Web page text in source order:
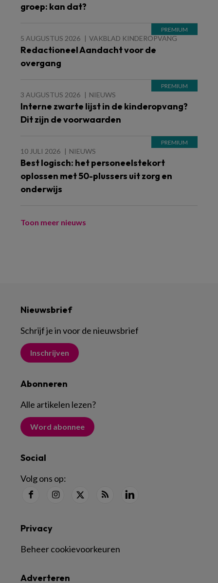
groep: kan dat?
5 AUGUSTUS 2026 VAKBLAD KINDEROPVANG
Redactioneel Aandacht voor de
overgang
3 AUGUSTUS 2026 NIEUWS
Interne zwarte lijst in de kinderopvang?
Dit zijn de voorwaarden
10 JULI 2026 NIEUWS
Best logisch: het personeelstekort
oplossen met 50-plussers uit zorg en
onderwijs
Toon meer nieuws
Nieuwsbrief
Schrijf je in voor de nieuwsbrief
Inschrijven
Abonneren
Alle artikelen lezen?
Word abonnee
Social
Volg ons op:
Adverteren
Privacy
Beheer cookievoorkeuren